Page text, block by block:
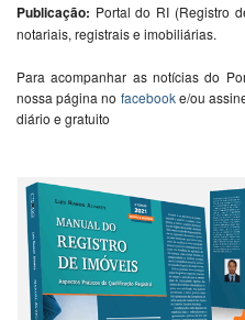
Publicação: Portal do RI (Registro
notariais, registrais e imobiliárias.
Para acompanhar as notícias do
nossa página no facebooke/ou
diário e gratuito